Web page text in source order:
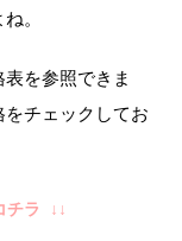
。
を参照できま
チェックしてお
チラ ↓↓